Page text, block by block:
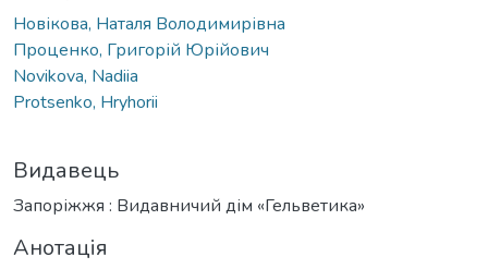
Новікова, Наталя Володимирівна
Проценко, Григорій Юрійович
Novikova, Nadiia
Protsenko, Hryhorii
Видавець
Запоріжжя : Видавничий дім «Гельветика»
Анотація